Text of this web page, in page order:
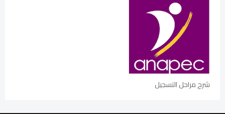
شرح مراحل التسجيل